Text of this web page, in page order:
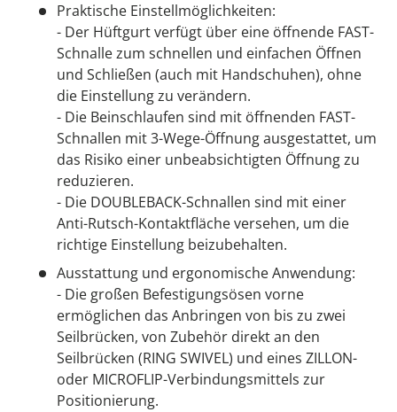
Praktische Einstellmöglichkeiten:
- Der Hüftgurt verfügt über eine öffnende FAST-
Schnalle zum schnellen und einfachen Öffnen
und Schließen (auch mit Handschuhen), ohne
die Einstellung zu verändern.
- Die Beinschlaufen sind mit öffnenden FAST-
Schnallen mit 3-Wege-Öffnung ausgestattet, um
das Risiko einer unbeabsichtigten Öffnung zu
reduzieren.
- Die DOUBLEBACK-Schnallen sind mit einer
Anti-Rutsch-Kontaktfläche versehen, um die
richtige Einstellung beizubehalten.
Ausstattung und ergonomische Anwendung:
- Die großen Befestigungsösen vorne
ermöglichen das Anbringen von bis zu zwei
Seilbrücken, von Zubehör direkt an den
Seilbrücken (RING SWIVEL) und eines ZILLON-
oder MICROFLIP-Verbindungsmittels zur
Positionierung.